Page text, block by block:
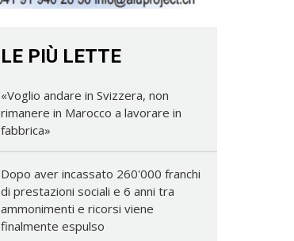
LE PIÙ LETTE
«Voglio andare in Svizzera, non
rimanere in Marocco a lavorare in
fabbrica»
Dopo aver incassato 260'000 franchi
di prestazioni sociali e 6 anni tra
ammonimenti e ricorsi viene
finalmente espulso